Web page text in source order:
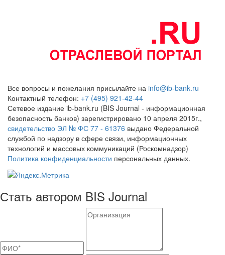
Все вопросы и пожелания присылайте на info@ib-bank.ru
Контактный телефон: +7 (495) 921-42-44
Сетевое издание ib-bank.ru (BIS Journal - информационная
безопасность банков) зарегистрировано 10 апреля 2015г.,
свидетельство ЭЛ № ФС 77 - 61376 выдано Федеральной
службой по надзору в сфере связи, информационных
технологий и массовых коммуникаций (Роскомнадзор)
Политика конфиденциальности персональных данных.
Стать автором BIS Journal